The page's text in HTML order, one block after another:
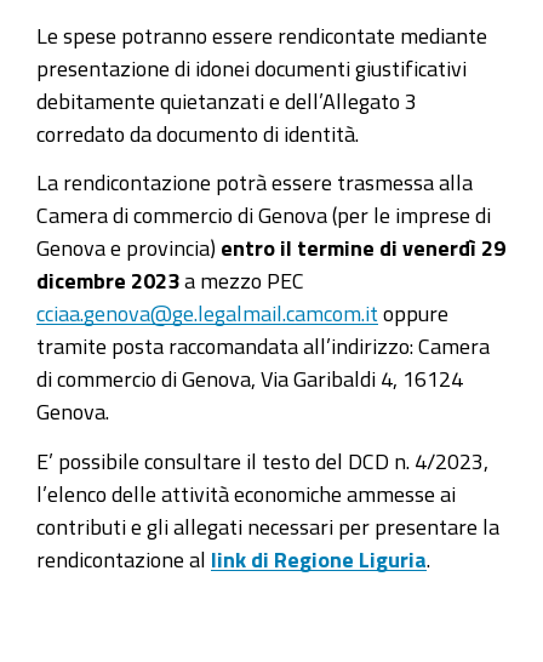
Le spese potranno essere rendicontate mediante
presentazione di idonei documenti giustificativi
debitamente quietanzati e dell’Allegato 3
corredato da documento di identità.
La rendicontazione potrà essere trasmessa alla
Camera di commercio di Genova (per le imprese di
Genova e provincia) entro il termine di venerdì 29
dicembre 2023 a mezzo PEC
cciaa.genova@ge.legalmail.camcom.it oppure
tramite posta raccomandata all’indirizzo: Camera
di commercio di Genova, Via Garibaldi 4, 16124
Genova.
E’ possibile consultare il testo del DCD n. 4/2023,
l’elenco delle attività economiche ammesse ai
contributi e gli allegati necessari per presentare la
rendicontazione al link di Regione Liguria